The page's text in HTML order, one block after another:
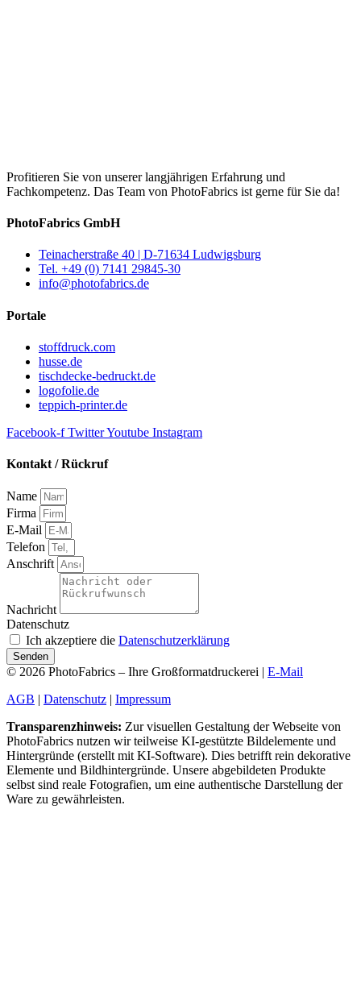
Profitieren Sie von unserer langjährigen Erfahrung und
Fachkompetenz. Das Team von PhotoFabrics ist gerne für Sie da!
PhotoFabrics GmbH
Teinacherstraße 40 | D-71634 Ludwigsburg
Tel. +49 (0) 7141 29845-30
info@photofabrics.de
Portale
stoffdruck.com
husse.de
tischdecke-bedruckt.de
logofolie.de
teppich-printer.de
Facebook-f TwitterYoutube Instagram
Kontakt / Rückruf
Name
Firma
E-Mail
Telefon
Anschrift
Nachricht
Datenschutz
Ich akzeptiere die Datenschutzerklärung
Senden
© 2026 PhotoFabrics – Ihre Großformatdruckerei | E-Mail
AGB | Datenschutz | Impressum
Transparenzhinweis: Zur visuellen Gestaltung der Webseite von
PhotoFabrics nutzen wir teilweise KI-gestützte Bildelemente und
Hintergründe (erstellt mit KI-Software). Dies betrifft rein dekorative
Elemente und Bildhintergründe. Unsere abgebildeten Produkte
selbst sind reale Fotografien, um eine authentische Darstellung der
Ware zu gewährleisten.